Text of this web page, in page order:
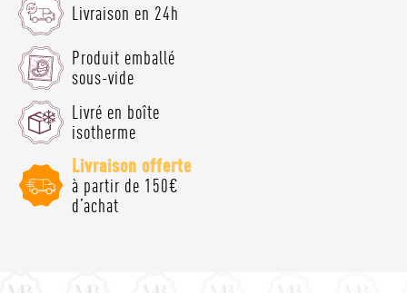
Livraison en 24h
Produit emballé
sous-vide
Livré en boîte
isotherme
Livraison offerte
à partir de 150€
d’achat